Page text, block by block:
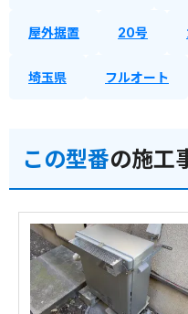
屋外据置 20号
埼玉県 フルオート
この型番の施工